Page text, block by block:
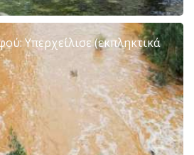
Υπερχείλισε (εκπληκτικά